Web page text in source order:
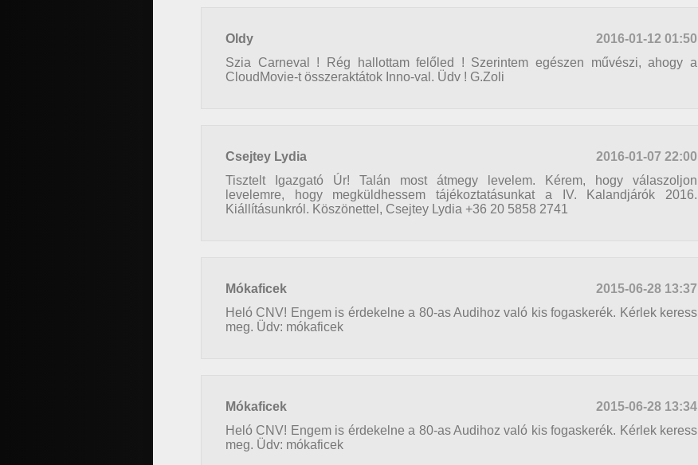
Oldy
2016-01-12 01:50
Szia Carneval ! Rég hallottam felőled ! Szerintem egészen művészi, ahogy a
CloudMovie-t összeraktátok Inno-val. Üdv ! G.Zoli
Csejtey Lydia
2016-01-07 22:00
Tisztelt Igazgató Úr! Talán most átmegy levelem. Kérem, hogy válaszoljon
levelemre, hogy megküldhessem tájékoztatásunkat a IV. Kalandjárók 2016.
Kiállításunkról. Köszönettel, Csejtey Lydia +36 20 5858 2741
Mókaficek
2015-06-28 13:37
Heló CNV! Engem is érdekelne a 80-as Audihoz való kis fogaskerék. Kérlek keress
meg. Üdv: mókaficek
Mókaficek
2015-06-28 13:34
Heló CNV! Engem is érdekelne a 80-as Audihoz való kis fogaskerék. Kérlek keress
meg. Üdv: mókaficek